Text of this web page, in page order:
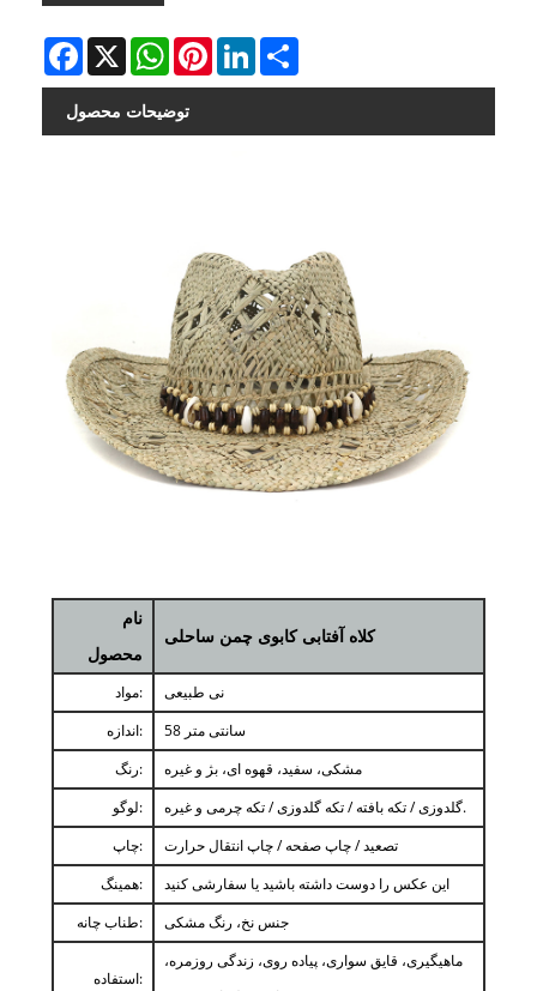
Facebook
X WhatsAppPinterestLinkedIn
توضیحات محصول
نام
محصول
کلاه آفتابی کابوی چمن ساحلی
مواد:
نی طبیعی
اندازه:
58 سانتی متر
رنگ:
مشکی، سفید، قهوه ای، بژ و غیره
لوگو:
گلدوزی / تکه بافته / تکه گلدوزی / تکه چرمی و غیره.
چاپ:
تصعید / چاپ صفحه / چاپ انتقال حرارت
همینگ:
این عکس را دوست داشته باشید یا سفارشی کنید
طناب چانه:
جنس نخ، رنگ مشکی
استفاده:
ماهیگیری، قایق سواری، پیاده روی، زندگی روزمره،